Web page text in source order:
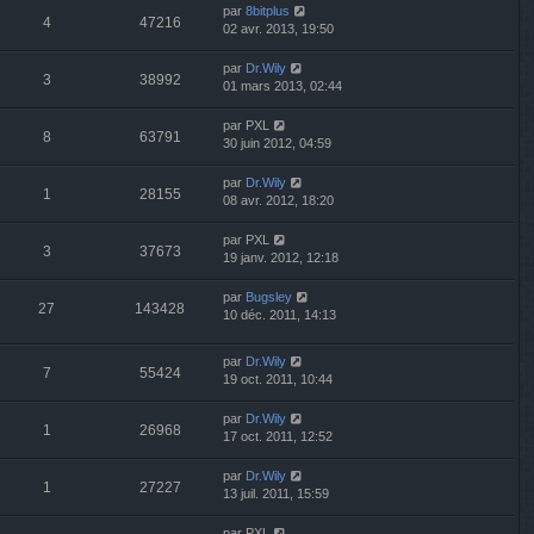
4 47216
par 8bitplus
02 avr. 2013, 19:50
3 38992
par Dr.Wily
01 mars 2013, 02:44
8 63791
par PXL
30 juin 2012, 04:59
1 28155
par Dr.Wily
08 avr. 2012, 18:20
3 37673
par PXL
19 janv. 2012, 12:18
27 143428
par Bugsley
10 déc. 2011, 14:13
7 55424
par Dr.Wily
19 oct. 2011, 10:44
1 26968
par Dr.Wily
17 oct. 2011, 12:52
1 27227
par Dr.Wily
13 juil. 2011, 15:59